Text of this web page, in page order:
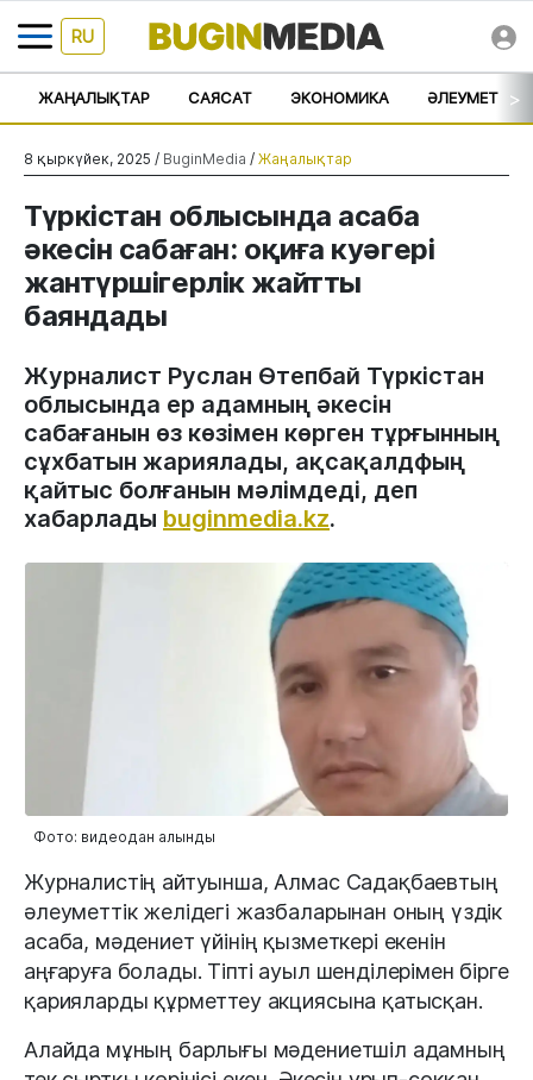
RU
ЖАҢАЛЫҚТАР САЯСАТ ЭКОНОМИКА ӘЛЕУМЕТ >
8 қыркүйек, 2025 / BuginMedia / Жаңалықтар
Түркістан облысында асаба
әкесін сабаған: оқиға куәгері
жантүршігерлік жайтты
баяндады
Журналист Руслан Өтепбай Түркістан
облысында ер адамның әкесін
сабағанын өз көзімен көрген тұрғынның
сұхбатын жариялады, ақсақалдфың
қайтыс болғанын мәлімдеді, деп
хабарлады buginmedia.kz.
Фото: видеодан алынды
Журналистің айтуынша, Алмас Садақбаевтың
әлеуметтік желідегі жазбаларынан оның үздік
асаба, мәдениет үйінің қызметкері екенін
аңғаруға болады. Тіпті ауыл шенділерімен бірге
қарияларды құрметтеу акциясына қатысқан.
Алайда мұның барлығы мәдениетшіл адамның